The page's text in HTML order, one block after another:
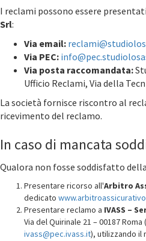
I reclami possono essere
Srl:
Via email:
Via PEC:
Via posta raccomandata:
Ufficio Reclami, Via della
La società fornisce riscontro al
ricevimento del reclamo.
In caso di mancata
Qualora non fosse soddisfatto
Presentare ricorso all'Arbitro
dedicato
Presentare reclamo a IVASS –
Via del Quirinale 21 – 00187 Roma
ivass@pec.ivass.it), utilizzando il